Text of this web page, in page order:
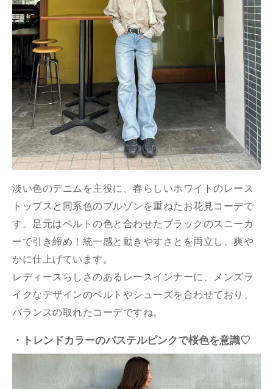
淡い色のデニムを主役に、春らしいホワイトのレース
トップスと同系色のブルゾンを重ねたお花見コーデで
す。足元はベルトの色と合わせたブラックのスニーカ
ーで引き締め！統一感と動きやすさとを両立し、爽や
かに仕上げています。
レディースらしさのあるレースインナーに、メンズラ
イクなデザインのベルトやシューズを合わせており、
バランスの取れたコーデですね。
・トレンドカラーのパステルピンクで桜色を意識♡